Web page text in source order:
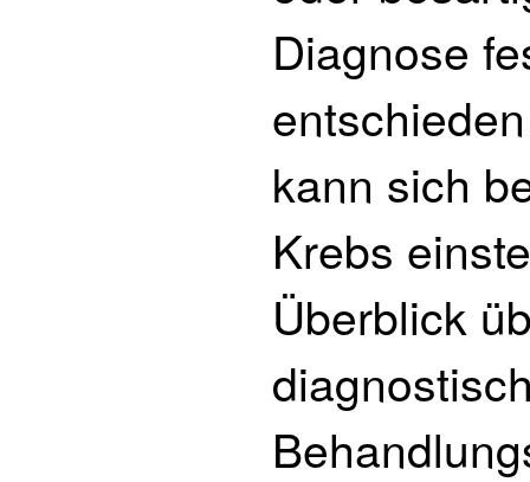
Diagnose
kann sich
Krebs
Überblick